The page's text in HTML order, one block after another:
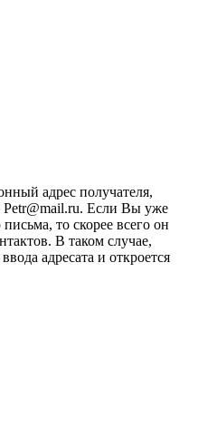
адрес получателя,
Petr@mail.ru. Если Вы уже
то скорее всего он
В таком случае,
адресата и откроется